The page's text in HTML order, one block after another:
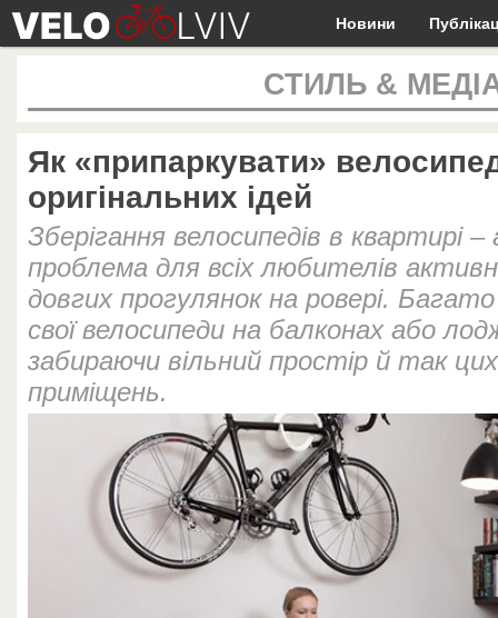
Новини
СТИЛЬ &
Як «припаркувати»
оригінальних ідей
Зберігання велосипедів в квартирі
проблема для всіх любителів
довгих прогулянок на ровері.
свої велосипеди на балконах або
забираючи вільний простір й так
приміщень.